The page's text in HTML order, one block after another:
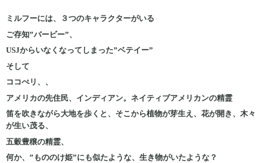
ミルフーには、３つのキャラクターがいる
ご存知”バービー”、
USJからいなくなってしまった”ベテイー”
そして
ココぺリ、、
アメリカの先住民、インディアン。ネイティブアメリカンの精霊
笛を吹きながら大地を歩くと、そこから植物が芽生え、花が開き、木々
が生い茂る、
五穀豊穣の精霊、
何か、”もののけ姫”にも似たような、生き物がいたような？